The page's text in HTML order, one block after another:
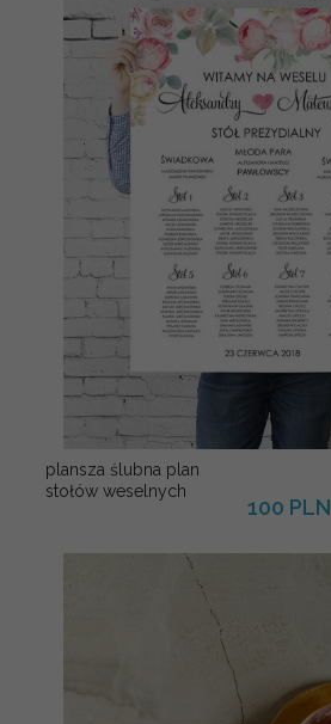
plansza ślubna plan
stołów weselnych
100 PLN